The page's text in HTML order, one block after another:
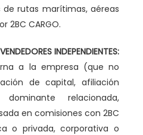
rutas marítimas, aéreas
2BC CARGO.
INDEPENDIENTES:
a la empresa (que no
de capital, afiliación
relacionada,
en comisiones con 2BC
o privada, corporativa o